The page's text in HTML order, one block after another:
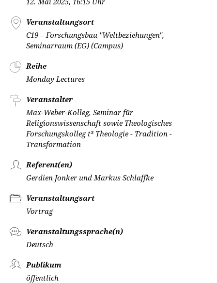
Veranstaltungsort
C19 – Forschungsbau "Weltbeziehungen",
Seminarraum (EG) (Campus)
Reihe
Monday Lectures
Veranstalter
Max-Weber-Kolleg, Seminar für
Religionswissenschaft sowie Theologisches
Forschungskolleg t³ Theologie - Tradition -
Transformation
Referent(en)
Gerdien Jonker und Markus Schlaffke
Veranstaltungsart
Vortrag
Veranstaltungssprache(n)
Deutsch
Publikum
öffentlich